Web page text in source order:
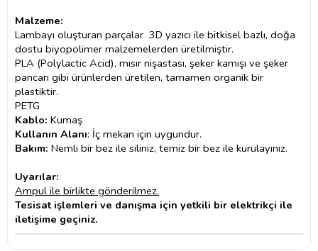
Malzeme:
Lambayı oluşturan parçalar 3D yazıcı ile bitkisel bazlı, doğa
dostu biyopolimer malzemelerden üretilmiştir.
PLA (Polylactic Acid), mısır nişastası, şeker kamışı ve şeker
pancarı gibi ürünlerden üretilen, tamamen organik bir
plastiktir.
PETG
Kablo: Kumaş
Kullanın Alanı: İç mekan için uygundur.
Bakım: Nemli bir bez ile siliniz, temiz bir bez ile kurulayınız.
Uyarılar:
Ampul ile birlikte gönderilmez.
Tesisat işlemleri ve danışma için yetkili bir elektrikçi ile
iletişime geçiniz.